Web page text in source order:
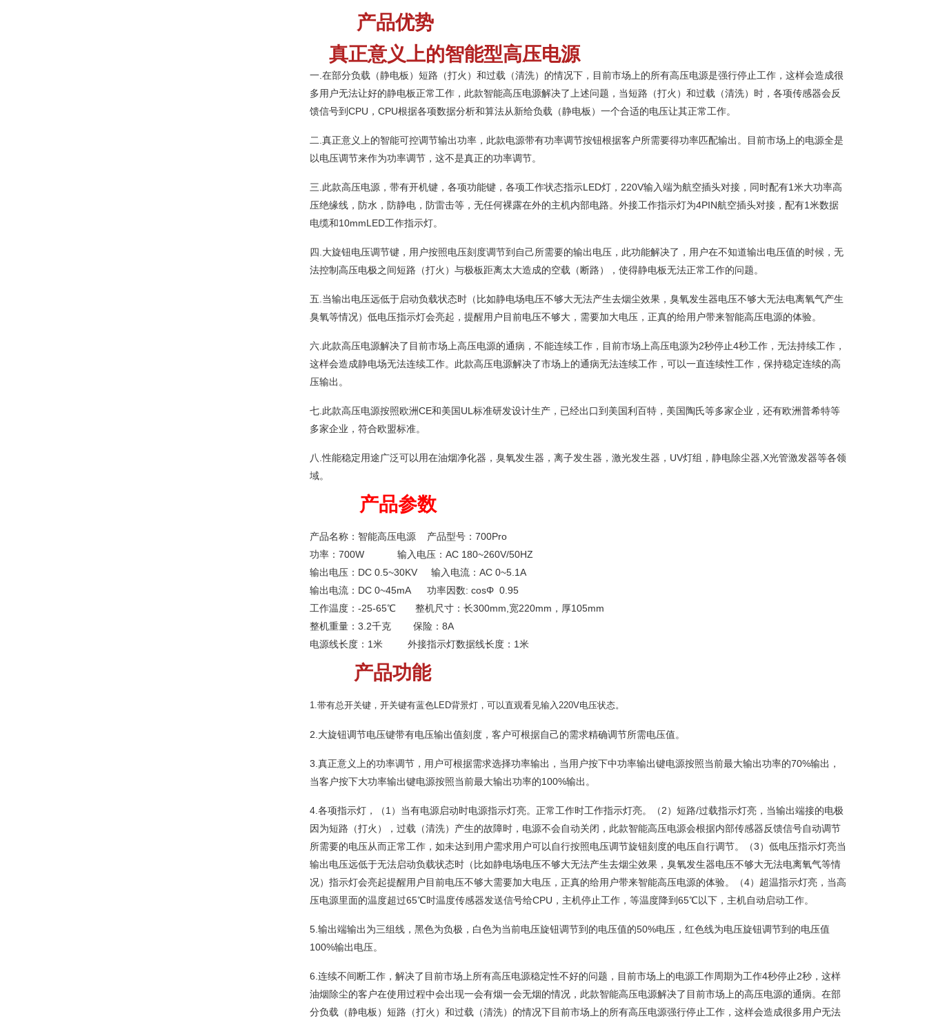
产品优势
真正意义上的智能型高压电源
一.在部分负载（静电板）短路（打火）和过载（清洗）的情况下，目前市场上的所有高压电源是强行停止工作，这样会造成很
多用户无法让好的静电板正常工作，此款智能高压电源解决了上述问题，当短路（打火）和过载（清洗）时，各项传感器会反
馈信号到CPU，CPU根据各项数据分析和算法从新给负载（静电板）一个合适的电压让其正常工作。
二.真正意义上的智能可控调节输出功率，此款电源带有功率调节按钮根据客户所需要得功率匹配输出。目前市场上的电源全是
以电压调节来作为功率调节，这不是真正的功率调节。
三.此款高压电源，带有开机键，各项功能键，各项工作状态指示LED灯，220V输入端为航空插头对接，同时配有1米大功率高
压绝缘线，防水，防静电，防雷击等，无任何裸露在外的主机内部电路。外接工作指示灯为4PIN航空插头对接，配有1米数据
电缆和10mmLED工作指示灯。
四.大旋钮电压调节键，用户按照电压刻度调节到自己所需要的输出电压，此功能解决了，用户在不知道输出电压值的时候，无
法控制高压电极之间短路（打火）与极板距离太大造成的空载（断路），使得静电板无法正常工作的问题。
五.当输出电压远低于启动负载状态时（比如静电场电压不够大无法产生去烟尘效果，臭氧发生器电压不够大无法电离氧气产生
臭氧等情况）低电压指示灯会亮起，提醒用户目前电压不够大，需要加大电压，正真的给用户带来智能高压电源的体验。
六.此款高压电源解决了目前市场上高压电源的通病，不能连续工作，目前市场上高压电源为2秒停止4秒工作，无法持续工作，
这样会造成静电场无法连续工作。此款高压电源解决了市场上的通病无法连续工作，可以一直连续性工作，保持稳定连续的高
压输出。
七.此款高压电源按照欧洲CE和美国UL标准研发设计生产，已经出口到美国利百特，美国陶氏等多家企业，还有欧洲普希特等
多家企业，符合欧盟标准。
八.性能稳定用途广泛可以用在油烟净化器，臭氧发生器，离子发生器，激光发生器，UV灯组，静电除尘器,X光管激发器等各领
域。
产品参数
产品名称：智能高压电源 产品型号：700Pro
功率：700W 输入电压：AC 180~260V/50HZ
输出电压：DC 0.5~30KV 输入电流：AC 0~5.1A
输出电流：DC 0~45mA 功率因数: cosΦ 0.95
工作温度：-25-65℃ 整机尺寸：长300mm,宽220mm，厚105mm
整机重量：3.2千克 保险：8A
电源线长度：1米 外接指示灯数据线长度：1米
产品功能
1.带有总开关键，开关键有蓝色LED背景灯，可以直观看见输入220V电压状态。
2.大旋钮调节电压键带有电压输出值刻度，客户可根据自己的需求精确调节所需电压值。
3.真正意义上的功率调节，用户可根据需求选择功率输出，当用户按下中功率输出键电源按照当前最大输出功率的70%输出，
当客户按下大功率输出键电源按照当前最大输出功率的100%输出。
4.各项指示灯，（1）当有电源启动时电源指示灯亮。正常工作时工作指示灯亮。（2）短路/过载指示灯亮，当输出端接的电极
因为短路（打火），过载（清洗）产生的故障时，电源不会自动关闭，此款智能高压电源会根据内部传感器反馈信号自动调节
所需要的电压从而正常工作，如未达到用户需求用户可以自行按照电压调节旋钮刻度的电压自行调节。（3）低电压指示灯亮当
输出电压远低于无法启动负载状态时（比如静电场电压不够大无法产生去烟尘效果，臭氧发生器电压不够大无法电离氧气等情
况）指示灯会亮起提醒用户目前电压不够大需要加大电压，正真的给用户带来智能高压电源的体验。（4）超温指示灯亮，当高
压电源里面的温度超过65℃时温度传感器发送信号给CPU，主机停止工作，等温度降到65℃以下，主机自动启动工作。
5.输出端输出为三组线，黑色为负极，白色为当前电压旋钮调节到的电压值的50%电压，红色线为电压旋钮调节到的电压值
100%输出电压。
6.连续不间断工作，解决了目前市场上所有高压电源稳定性不好的问题，目前市场上的电源工作周期为工作4秒停止2秒，这样
油烟除尘的客户在使用过程中会出现一会有烟一会无烟的情况，此款智能高压电源解决了目前市场上的高压电源的通病。在部
分负载（静电板）短路（打火）和过载（清洗）的情况下目前市场上的所有高压电源强行停止工作，这样会造成很多用户无法